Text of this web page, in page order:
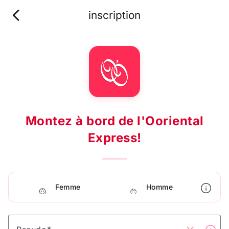
chevron_left inscription
Montez à bord de l'Ooriental
Express!
face_3
Femme
face
Homme info